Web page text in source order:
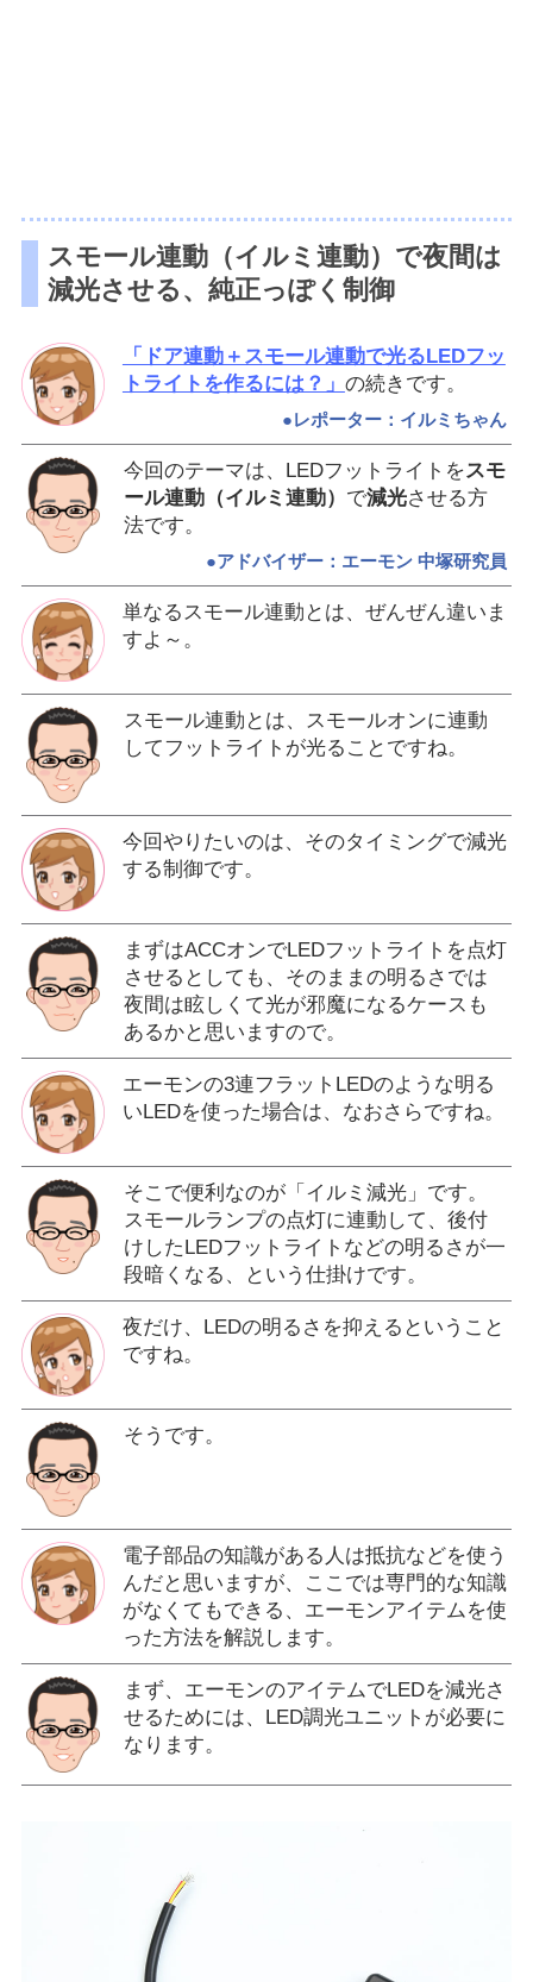
スモール連動（イルミ連動）で夜間は
減光させる、純正っぽく制御
「ドア連動＋スモール連動で光るLEDフッ
トライトを作るには？」 の続きです。
●レポーター：イルミちゃん
今回のテーマは、LEDフットライトをスモ
ール連動（イルミ連動） で減光させる方
法です。
●アドバイザー：エーモン 中塚研究員
単なるスモール連動とは、ぜんぜん違いま
すよ～。
スモール連動とは、スモールオンに連動
してフットライトが光ることですね。
今回やりたいのは、そのタイミングで減光
する制御です。
まずはACCオンでLEDフットライトを点灯
させるとしても、そのままの明るさでは
夜間は眩しくて光が邪魔になるケースも
あるかと思いますので。
エーモンの3連フラットLEDのような明る
いLEDを使った場合は、なおさらですね。
そこで便利なのが「イルミ減光」です。
スモールランプの点灯に連動して、後付
けしたLEDフットライトなどの明るさが一
段暗くなる、という仕掛けです。
夜だけ、LEDの明るさを抑えるということ
ですね。
そうです。
電子部品の知識がある人は抵抗などを使う
んだと思いますが、ここでは専門的な知識
がなくてもできる、エーモンアイテムを使
った方法を解説します。
まず、エーモンのアイテムでLEDを減光さ
せるためには、LED調光ユニットが必要に
なります。